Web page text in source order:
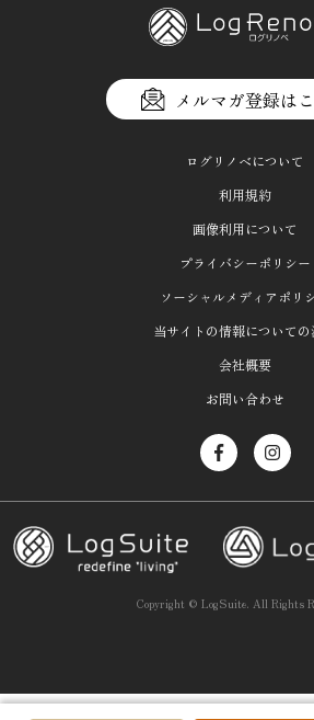
メルマガ登録は
ログリノベについて
利用規約
画像利用について
プライバシーポリシー
ソーシャルメディアポリ
当サイトの情報について
会社概要
お問い合わせ
Copyright © LogSuite. All Rights